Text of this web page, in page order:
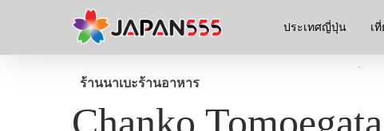
ประเทศญี่ปุ่น เ
ร้านนาเบะร้านอาหาร